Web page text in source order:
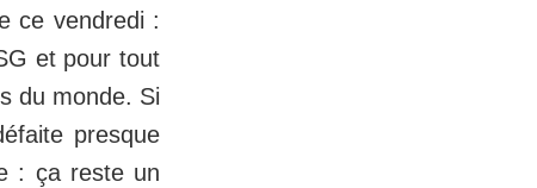
ce vendredi :
et pour tout
du monde. Si
presque
: ça reste un